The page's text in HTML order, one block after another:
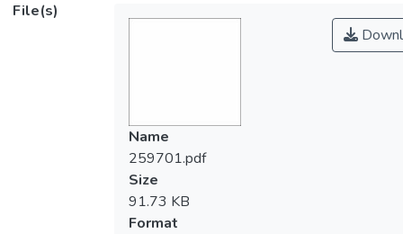
File(s)
Name
259701.pdf
Size
91.73 KB
Format